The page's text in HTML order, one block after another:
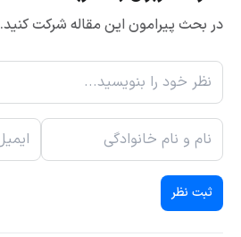
در بحث پیرامون این مقاله شرکت کنید.
ثبت نظر